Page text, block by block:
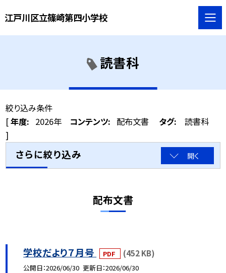
江戸川区立篠崎第四小学校
読書科
絞り込み条件
[年度: 2026年 コンテンツ: 配布文書 タグ:
読書科
]
さらに絞り込み 開く
配布文書
学校だより７月号 PDF (452 KB)
公開日 2026/06/30 更新日 2026/06/30